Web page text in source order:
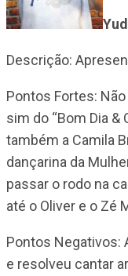
Descrição:
Pontos Fortes:
sim do “Bom Dia &
também a Camila
dançarina da
passar o rodo na
até o Oliver e o Zé
Pontos Negativos:
e resolveu cantar